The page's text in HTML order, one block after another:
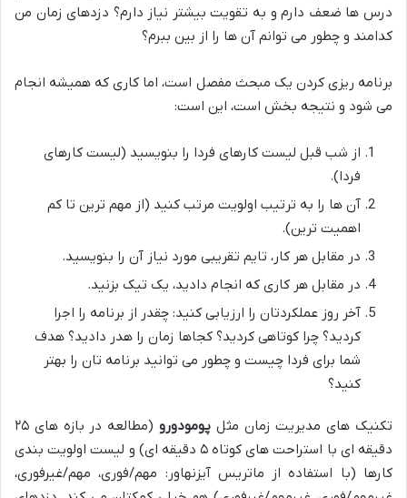
درس ها ضعف دارم و به تقویت بیشتر نیاز دارم؟ دزدهای زمان من
کدامند و چطور می توانم آن ها را از بین ببرم؟
برنامه ریزی کردن یک مبحث مفصل است، اما کاری که همیشه انجام
می شود و نتیجه بخش است، این است:
از شب قبل لیست کارهای فردا را بنویسید (لیست کارهای
فردا).
آن ها را به ترتیب اولویت مرتب کنید (از مهم ترین تا کم
اهمیت ترین).
در مقابل هر کار، تایم تقریبی مورد نیاز آن را بنویسید.
در مقابل هر کاری که انجام دادید، یک تیک بزنید.
آخر روز عملکردتان را ارزیابی کنید: چقدر از برنامه را اجرا
کردید؟ چرا کوتاهی کردید؟ کجاها زمان را هدر دادید؟ هدف
شما برای فردا چیست و چطور می توانید برنامه تان را بهتر
کنید؟
تکنیک های مدیریت زمان مثل پومودورو
(مطالعه در بازه های ۲۵
دقیقه ای با استراحت های کوتاه ۵ دقیقه ای) و لیست اولویت بندی
کارها (با استفاده از ماتریس آیزنهاور: مهم/فوری، مهم/غیرفوری،